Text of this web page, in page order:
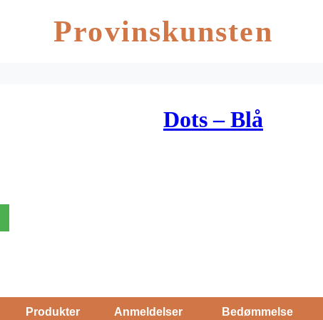
Provinskunsten
Dots – Blå
Produkter Anmeldelser Bedømmelse